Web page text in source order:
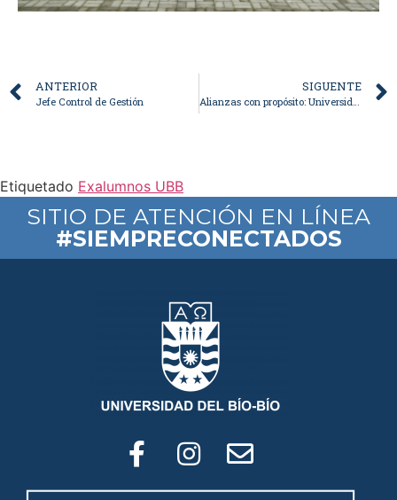
ANTERIOR
Jefe Control de Gestión
SIGUENTE
Alianzas con propósito: Universidad del Bío-Bío fortalece vínculos académicos con la Università degli Studi della Repubblica di San Marino
Etiquetado Exalumnos UBB
SITIO DE ATENCIÓN EN LÍNEA
#SIEMPRECONECTADOS